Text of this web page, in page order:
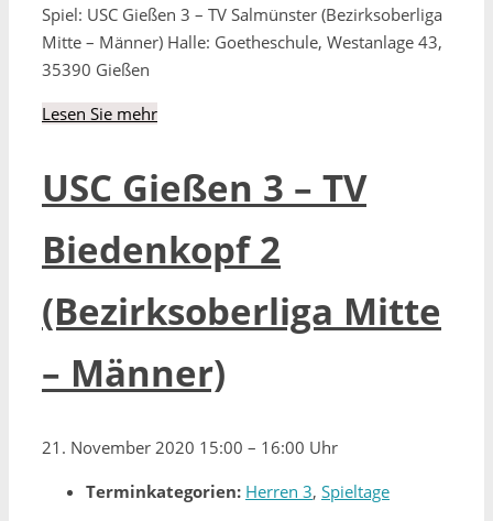
Spiel: USC Gießen 3 – TV Salmünster (Bezirksoberliga
Mitte – Männer) Halle: Goetheschule, Westanlage 43,
35390 Gießen
Lesen Sie mehr
USC Gießen 3 – TV
Biedenkopf 2
(Bezirksoberliga Mitte
– Männer)
21. November 2020 15:00 – 16:00 Uhr
Terminkategorien: Herren 3, Spieltage